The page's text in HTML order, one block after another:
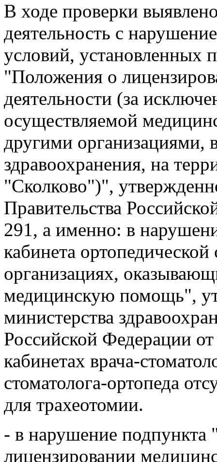
В ходе проверки
деятельность с
условий, установленных
"Положения о
деятельности (за
осуществляемой
другими организациями,
здравоохранения, на
"Сколково")",
Правительства
291, а именно: в
кабинета
организациях,
медицинскую помощь",
министерства
Российской Федерации
кабинетах врача-
стоматолога-ортопеда
для трахеотомии.
- в нарушение
лицензировании